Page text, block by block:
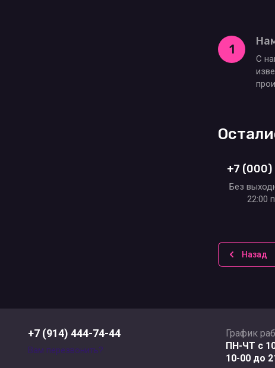
1
С
+7
Без
22:00
Назад
+7 (914) 444-74-44
Вам перезвонить?
График
ПН-ЧТ с
10-00 до